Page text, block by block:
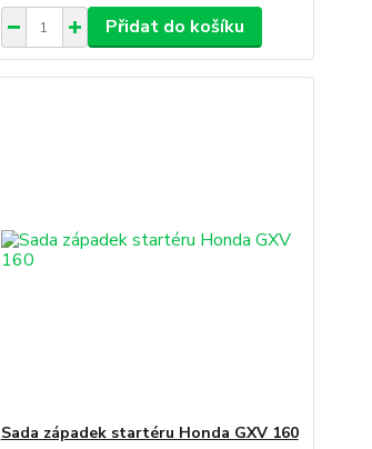
Přidat do košíku
Sada západek startéru Honda GXV 160